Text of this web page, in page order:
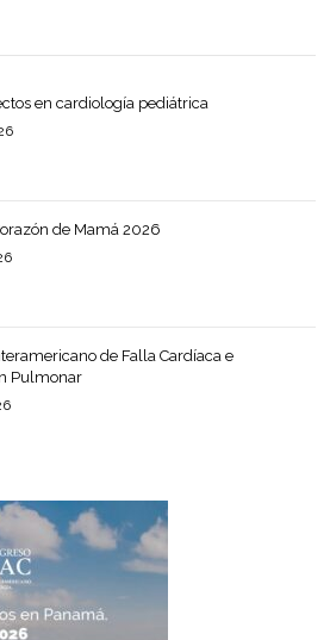
en cardiología pediátrica
de Mamá 2026
de Falla Cardíaca e
Pulmonar